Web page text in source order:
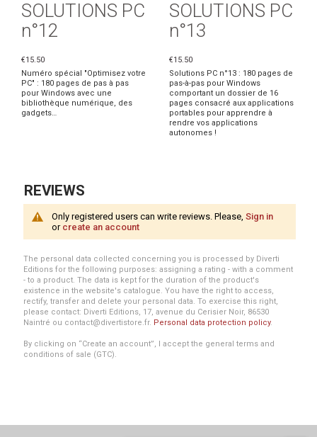
SOLUTIONS PC
n°12
€15.50
Numéro spécial "Optimisez votre
PC" : 180 pages de pas à pas
pour Windows avec une
bibliothèque numérique, des
gadgets…
SOLUTIONS PC
n°13
€15.50
Solutions PC n°13 : 180 pages de
pas-à-pas pour Windows
comportant un dossier de 16
pages consacré aux applications
portables pour apprendre à
rendre vos applications
autonomes !
REVIEWS
Only registered users can write reviews. Please, Sign in
or create an account
The personal data collected concerning you is processed by Diverti
Editions for the following purposes: assigning a rating - with a comment
- to a product. The data is kept for the duration of the product's
existence in the website's catalogue. You have the right to access,
rectify, transfer and delete your personal data. To exercise this right,
please contact: Diverti Editions, 17, avenue du Cerisier Noir, 86530
Naintré ou contact@divertistore.fr. Personal data protection policy.
By clicking on “Create an account”, I accept the general terms and
conditions of sale (GTC).